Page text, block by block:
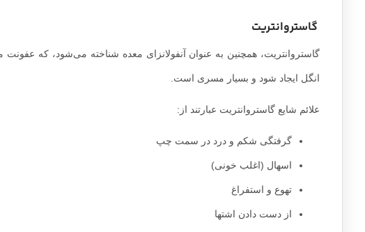
گاستروانتریت
گاستروانتریت، همچنین به عنوان آنفولانزای معده شناخته می‌شود، که
انگل ایجاد شود و بسیار مسری است.
علائم شایع گاستروانتریت عبارتند از:
گرفتگی شکم و درد در سمت چپ
اسهال (اغلب خونی)
تهوع و استفراغ
از دست دادن اشتها